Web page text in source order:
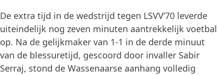
De extra tijd in de wedstrijd tegen LSVV’70 leverde
uiteindelijk nog zeven minuten aantrekkelijk voetbal
op. Na de gelijkmaker van 1-1 in de derde minuut
van de blessuretijd, gescoord door invaller Sabir
Serraj, stond de Wassenaarse aanhang volledig